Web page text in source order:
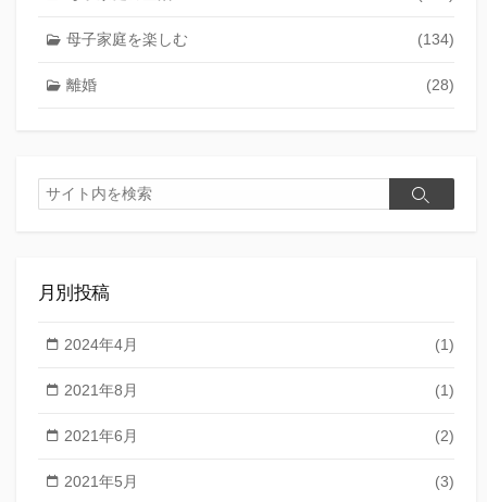
母子家庭を楽しむ (134)
離婚 (28)
検
索
検
月別投稿
2024年4月 (1)
2021年8月 (1)
2021年6月 (2)
2021年5月 (3)